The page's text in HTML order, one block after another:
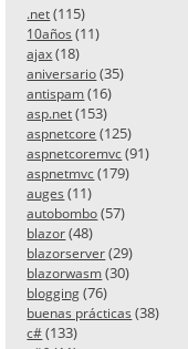
.net (115)
10años (11)
ajax (18)
aniversario (35)
antispam (16)
asp.net (153)
aspnetcore (125)
aspnetcoremvc (91)
aspnetmvc (179)
auges (11)
autobombo (57)
blazor (48)
blazorserver (29)
blazorwasm (30)
blogging (76)
buenas prácticas (38)
c# (133)